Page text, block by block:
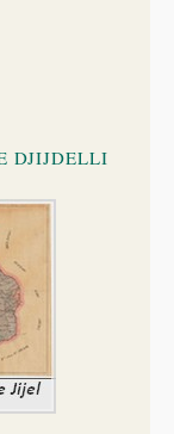
DJIJDELLI